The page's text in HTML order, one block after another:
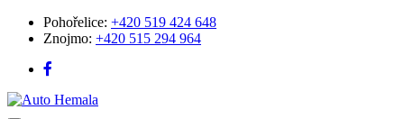
Pohořelice: +420 519 424 648
Znojmo: +420 515 294 964